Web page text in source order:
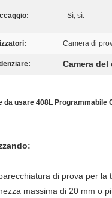
- Sì, sì.
Camera di
Camera
da usare 408L
di prova per la
massima di 20 mm o